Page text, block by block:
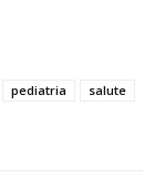
pediatria
salute